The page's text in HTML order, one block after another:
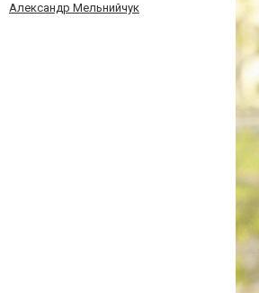
Александр Мельнийчук